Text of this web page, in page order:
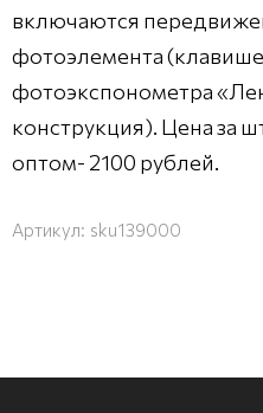
включаются
фотоэлемента
фотоэкспонометра
конструкция). Цена за
оптом- 2100 рублей.
Артикул: sku139000